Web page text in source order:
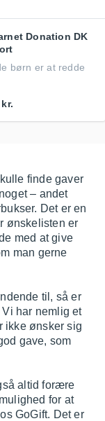
Donation DK
børn er at redde
finde gaver
– andet
Det er en
ønskelisten er
med at give
man gerne
til, så er
har nemlig et
ikke ønsker sig
gave, som
altid forære
for at
GoGift. Det er